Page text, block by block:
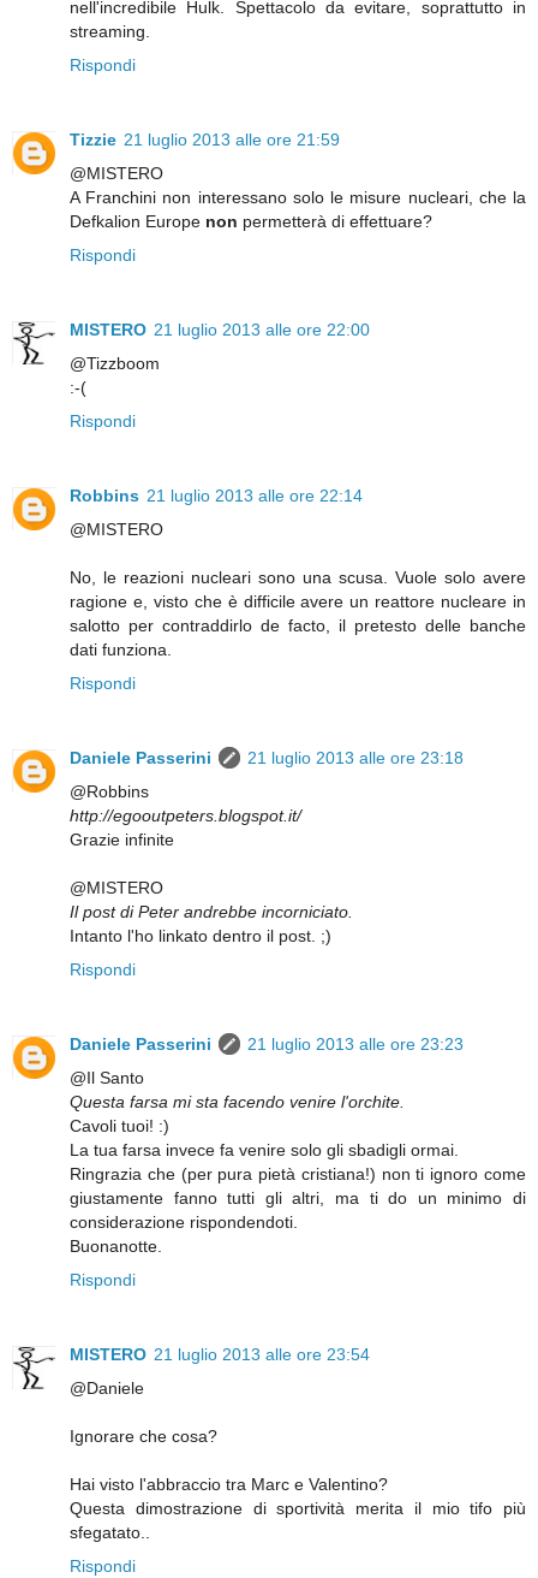
nell'incredibile Hulk. Spettacolo da evitare, soprattutto in
streaming.
Rispondi
Tizzie 21 luglio 2013 alle ore 21:59
@MISTERO
A Franchini non interessano solo le misure nucleari, che la
Defkalion Europe non permetterà di effettuare?
Rispondi
MISTERO 21 luglio 2013 alle ore 22:00
@Tizzboom
:-(
Rispondi
Robbins 21 luglio 2013 alle ore 22:14
@MISTERO
No, le reazioni nucleari sono una scusa. Vuole solo avere
ragione e, visto che è difficile avere un reattore nucleare in
salotto per contraddirlo de facto, il pretesto delle banche
dati funziona.
Rispondi
Daniele Passerini
21 luglio 2013 alle ore 23:18
@Robbins
http://egooutpeters.blogspot.it/
Grazie infinite
@MISTERO
Il post di Peter andrebbe incorniciato.
Intanto l'ho linkato dentro il post. ;)
Rispondi
Daniele Passerini
21 luglio 2013 alle ore 23:23
@Il Santo
Questa farsa mi sta facendo venire l'orchite.
Cavoli tuoi! :)
La tua farsa invece fa venire solo gli sbadigli ormai.
Ringrazia che (per pura pietà cristiana!) non ti ignoro come
giustamente fanno tutti gli altri, ma ti do un minimo di
considerazione rispondendoti.
Buonanotte.
Rispondi
MISTERO 21 luglio 2013 alle ore 23:54
@Daniele
Ignorare che cosa?
Hai visto l'abbraccio tra Marc e Valentino?
Questa dimostrazione di sportività merita il mio tifo più
sfegatato..
Rispondi